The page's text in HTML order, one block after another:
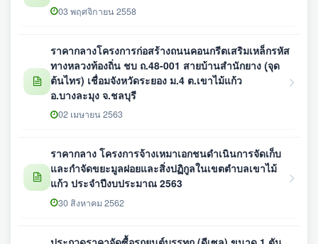
03 พฤศจิกายน 2558
ราคากลางโครงการก่อสร้างถนนคอนกรีตเสริมเหล็กรหัส
ทางหลวงท้องถิ่น ชบ ถ.48-001 สายบ้านสำนักยาง (ุจุด
ต้นไทร) เชื่อมจังหวัดระยอง ม.4 ต.เขาไม้แก้ว
อ.บางละมุง จ.ชลบุรี
02 เมษายน 2563
ราคากลาง โครงการจ้างเหมาเอกชนดำเนินการจัดเก็บ
และกำจัดขยะมูลฝอยและสิ่งปฏิกูลในเขตตำบลเขาไม้
แก้ว ประจำปีงบประมาณ 2563
30 สิงหาคม 2562